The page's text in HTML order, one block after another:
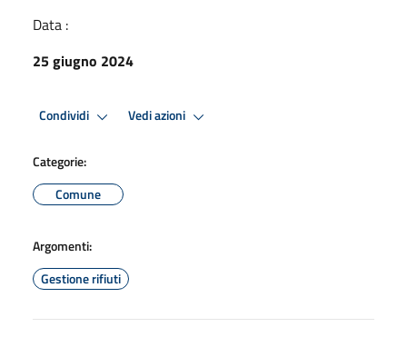
Data :
25 giugno 2024
Condividi Vedi azioni
Categorie:
Comune
Argomenti:
Gestione rifiuti